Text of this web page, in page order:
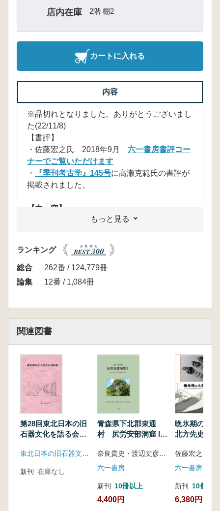
店内在庫
2階 棚2
カートに入れる
内容
※品切れとなりました。ありがとうございまし
た(22/11/8)
【書評】
・佐藤宏之氏 2018年9月 六一書房書評コー
ナーでご覧いただけます
・
『季刊考古学』145号に高瀬克範氏の書評が
掲載されました。
【内 容】
「東北日本の旧石器文化を語る会」は30年以
上にわたって、東北日本の各地で行われてきた
発掘調査や研究成果を発信し続けてきている。
蓄積された調査研究成果から、本地域の石器群
の地域的な特徴とともに、その多様性や他地域
との関係性がわかってきた。本書は東北日本の
とめている。最新の資料や研究方法に基づく研
究に加えて、広域的な視点や「ミドルレンジセ
の石器群の再検討や新たなる視点の構築し、東
北日本の旧石器時代の実像に迫る。
【目 次】
序 「東北日本の旧石器文化を語る会」30年
の歴史…… 柳田俊雄・渋谷孝雄・山田晃弘・
藤原妃敏
第1章 旧石器人をとりまく自然
2.旧石器時代から縄文時代草創期における東
北日本の植生史研究と課題…… 吉川昌伸
3.旧石器時代の動物考古学をめぐる諸問
第2章 編年の基準と方法
もっと見る
ランキング
総合
262番 / 124,779冊
論集
12番 / 1,084冊
関連図書
第28回東北日本の旧
石器文化を語る会
東北日本の旧石器文化を語る会
新刊 在庫なし
青森県下北郡東通
村 尻労安部洞窟 I
調査報告書
奈良貴史・渡辺丈彦・澤田純明・澤浦亮平・佐藤孝雄 編
六一書房
新刊 10冊以上
4,400円
晩氷期の人
北方先史狩
態
六一書房
新刊 10冊以上
6,380円